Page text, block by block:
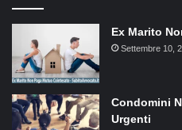
Ex Marito
Settembre 10,
Condomini
Urgenti